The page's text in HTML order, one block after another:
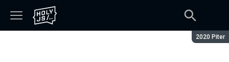
Сезон:
2020 Piter